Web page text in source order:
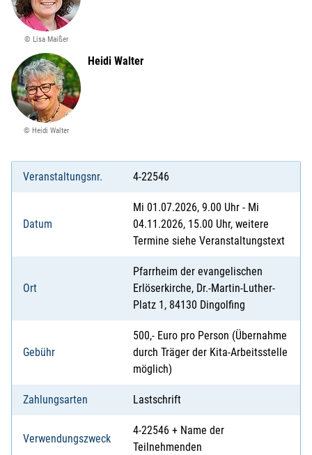
© Lisa Maißer
© Heidi Walter
Heidi Walter
Veranstaltungsnr. 4-22546
Datum
Mi 01.07.2026, 9.00 Uhr - Mi
04.11.2026, 15.00 Uhr, weitere
Termine siehe Veranstaltungstext
Ort
Pfarrheim der evangelischen
Erlöserkirche, Dr.-Martin-Luther-
Platz 1, 84130 Dingolfing
Gebühr
500,- Euro pro Person (Übernahme
durch Träger der Kita-Arbeitsstelle
möglich)
Zahlungsarten Lastschrift
Verwendungszweck
4-22546 + Name der
Teilnehmenden